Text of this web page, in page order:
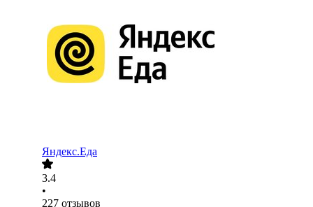
Яндекс.Еда
3.4
•
227 отзывов